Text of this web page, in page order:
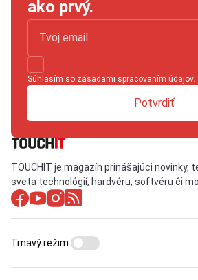
ako prvý.
Súhlasím so zásadami spracovaním údajov.
Potvrdiť
TOUCHIT je magazín prinášajúci novinky,
sveta technológií, hardvéru, softvéru či
Tmavý režim